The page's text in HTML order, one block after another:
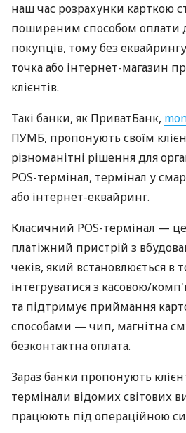
наш час розрахунки карткою
поширеним способом оплати
покупців, тому без
точка або інтернет-магазин
клієнтів.
Такі банки, як ПриватБанк,
ПУМБ, пропонують своїм
різноманітні рішення для
POS-термінал, термінал у
або інтернет-еквайринг.
Класичний POS-термінал —
платіжний пристрій з
чеків, який встановлюється в
інтегруватися з касовою/
та підтримує приймання
способами — чип, магнітна
безконтактна оплата.
Зараз банки пропонують
термінали відомих світових
працюють під операційною